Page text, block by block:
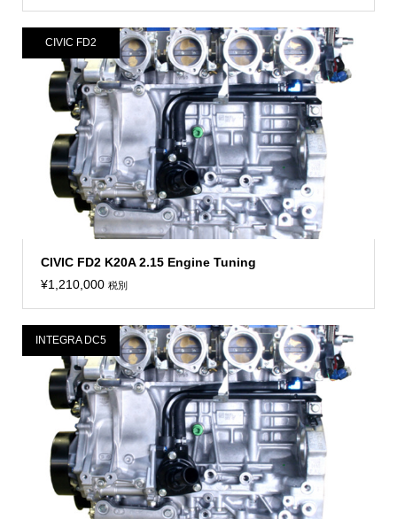
CIVIC FD2 K20A 2.15 Engine Tuning
¥1,210,000 税別
CIVIC FD2
INTEGRA DC5